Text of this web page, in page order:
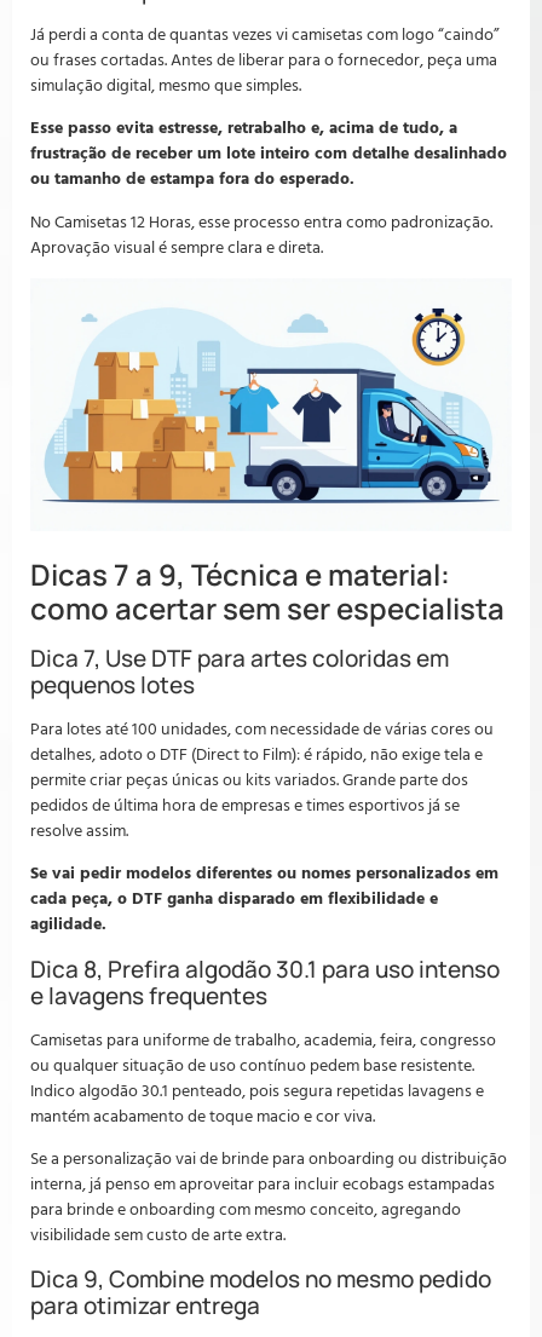
Já perdi a conta de quantas vezes vi camisetas com logo “caindo”
ou frases cortadas. Antes de liberar para o fornecedor, peça uma
simulação digital, mesmo que simples.
Esse passo evita estresse, retrabalho e, acima de tudo, a
frustração de receber um lote inteiro com detalhe desalinhado
ou tamanho de estampa fora do esperado.
No Camisetas 12 Horas, esse processo entra como padronização.
Aprovação visual é sempre clara e direta.
Dicas 7 a 9, Técnica e material:
como acertar sem ser especialista
Dica 7, Use DTF para artes coloridas em
pequenos lotes
Para lotes até 100 unidades, com necessidade de várias cores ou
detalhes, adoto o DTF (Direct to Film): é rápido, não exige tela e
permite criar peças únicas ou kits variados. Grande parte dos
pedidos de última hora de empresas e times esportivos já se
resolve assim.
Se vai pedir modelos diferentes ou nomes personalizados em
cada peça, o DTF ganha disparado em flexibilidade e
agilidade.
Dica 8, Prefira algodão 30.1 para uso intenso
e lavagens frequentes
Camisetas para uniforme de trabalho, academia, feira, congresso
ou qualquer situação de uso contínuo pedem base resistente.
Indico algodão 30.1 penteado, pois segura repetidas lavagens e
mantém acabamento de toque macio e cor viva.
Se a personalização vai de brinde para onboarding ou distribuição
interna, já penso em aproveitar para incluir ecobags estampadas
para brinde e onboarding com mesmo conceito, agregando
visibilidade sem custo de arte extra.
Dica 9, Combine modelos no mesmo pedido
para otimizar entrega